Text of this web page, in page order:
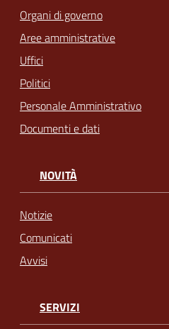
Organi di governo
Aree amministrative
Uffici
Politici
Personale Amministrativo
Documenti e dati
NOVITÀ
Notizie
Comunicati
Avvisi
SERVIZI